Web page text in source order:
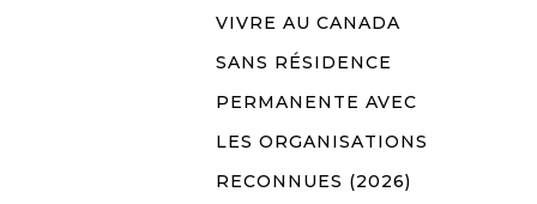
VIVRE AU CANADA
SANS RÉSIDENCE
PERMANENTE AVEC
LES ORGANISATIONS
RECONNUES (2026)